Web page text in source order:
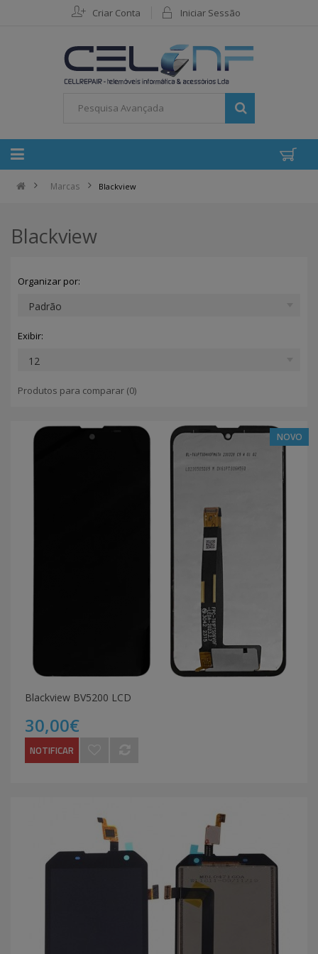
Criar Conta Iniciar Sessão
Marcas Blackview
Blackview
Organizar por:
Exibir:
Produtos para comparar (0)
NOVO
Blackview BV5200 LCD
30,00€
NOTIFICAR